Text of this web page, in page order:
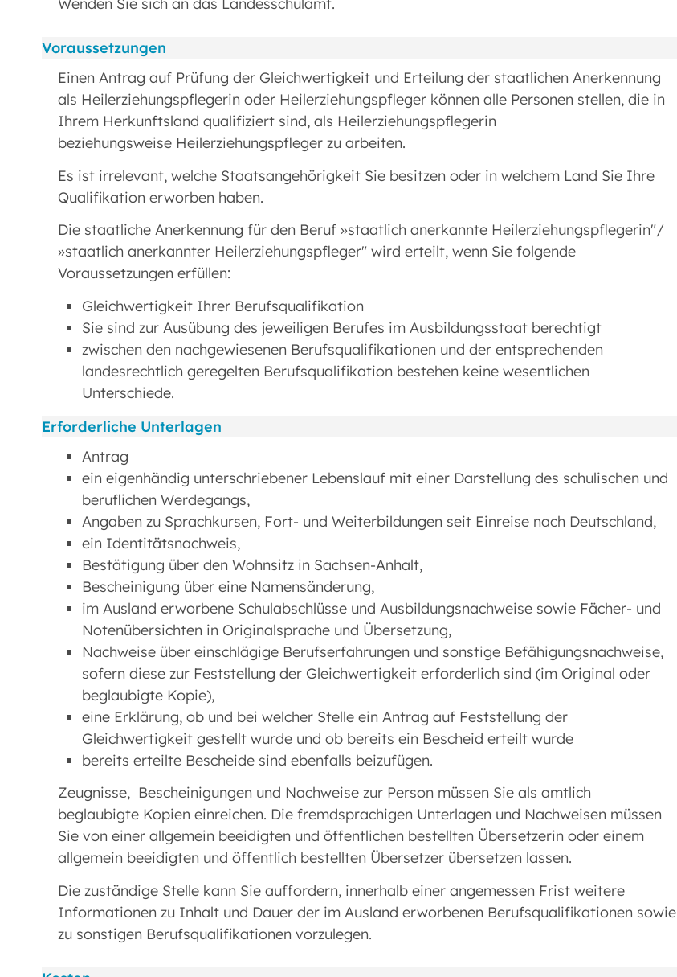
Voraussetzungen
Einen Antrag auf Prüfung der Gleichwertigkeit und Erteilung der staatlichen Anerkennung
als Heilerziehungspflegerin oder Heilerziehungspfleger können alle Personen stellen, die in
Ihrem Herkunftsland qualifiziert sind, als Heilerziehungspflegerin
beziehungsweise Heilerziehungspfleger zu arbeiten.
Es ist irrelevant, welche Staatsangehörigkeit Sie besitzen oder in welchem Land Sie Ihre
Qualifikation erworben haben.
Die staatliche Anerkennung für den Beruf »staatlich anerkannte Heilerziehungspflegerin"/
»staatlich anerkannter Heilerziehungspfleger" wird erteilt, wenn Sie folgende
Voraussetzungen erfüllen:
Gleichwertigkeit Ihrer Berufsqualifikation
Sie sind zur Ausübung des jeweiligen Berufes im Ausbildungsstaat berechtigt
zwischen den nachgewiesenen Berufsqualifikationen und der entsprechenden
landesrechtlich geregelten Berufsqualifikation bestehen keine wesentlichen
Unterschiede.
Erforderliche Unterlagen
Antrag
ein eigenhändig unterschriebener Lebenslauf mit einer Darstellung des schulischen und
beruflichen Werdegangs,
Angaben zu Sprachkursen, Fort- und Weiterbildungen seit Einreise nach Deutschland,
ein Identitätsnachweis,
Bestätigung über den Wohnsitz in Sachsen-Anhalt,
Bescheinigung über eine Namensänderung,
im Ausland erworbene Schulabschlüsse und Ausbildungsnachweise sowie Fächer- und
Notenübersichten in Originalsprache und Übersetzung,
Nachweise über einschlägige Berufserfahrungen und sonstige Befähigungsnachweise,
sofern diese zur Feststellung der Gleichwertigkeit erforderlich sind (im Original oder
beglaubigte Kopie),
eine Erklärung, ob und bei welcher Stelle ein Antrag auf Feststellung der
Gleichwertigkeit gestellt wurde und ob bereits ein Bescheid erteilt wurde
bereits erteilte Bescheide sind ebenfalls beizufügen.
Zeugnisse, Bescheinigungen und Nachweise zur Person müssen Sie als amtlich
beglaubigte Kopien einreichen. Die fremdsprachigen Unterlagen und Nachweisen müssen
Sie von einer allgemein beeidigten und öffentlichen bestellten Übersetzerin oder einem
allgemein beeidigten und öffentlich bestellten Übersetzer übersetzen lassen.
Die zuständige Stelle kann Sie auffordern, innerhalb einer angemessen Frist weitere
Informationen zu Inhalt und Dauer der im Ausland erworbenen Berufsqualifikationen sowie
zu sonstigen Berufsqualifikationen vorzulegen.